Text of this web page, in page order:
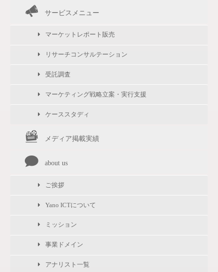
サービスメニュー
マーケットレポート販売
リサーチコンサルテーション
受託調査
マーケティング戦略立案・実行支援
ケーススタディ
メディア掲載実績
about us
ご挨拶
Yano ICTについて
ミッション
事業ドメイン
アナリスト一覧